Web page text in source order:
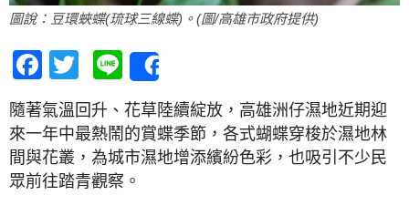
圖說：豆環蛺蝶(琉球三線蝶)。(圖/高雄市政府提供)
Facebook
Twitter
Line
隨著氣溫回升、花草陸續綻放，高雄洲仔濕地近期迎
來一年中最熱鬧的賞蝶季節，各式蝴蝶穿梭於濕地林
間與花叢，為城市濕地增添繽紛色彩，也吸引不少民
眾前往踏青觀察。